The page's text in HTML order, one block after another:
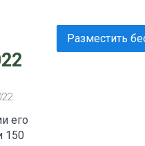
его
150
Разместить